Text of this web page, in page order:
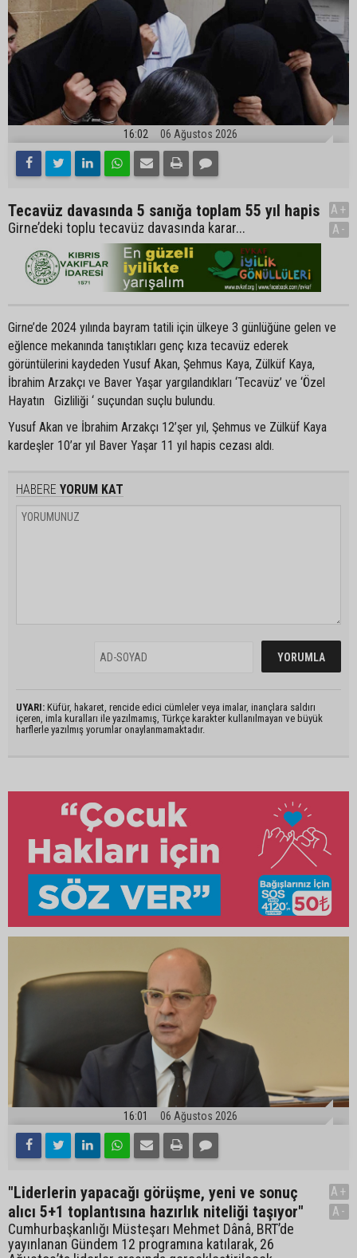
16:02 06 Ağustos 2026
Tecavüz davasında 5 sanığa toplam 55 yıl hapis
Girne’deki toplu tecavüz davasında karar...
A+
A-
Girne’de 2024 yılında bayram tatili için ülkeye 3 günlüğüne gelen ve
eğlence mekanında tanıştıkları genç kıza tecavüz ederek
görüntülerini kaydeden Yusuf Akan, Şehmus Kaya, Zülküf Kaya,
İbrahim Arzakçı ve Baver Yaşar yargılandıkları ‘Tecavüz’ ve ‘Özel
Hayatın Gizliliği ‘ suçundan suçlu bulundu.
Yusuf Akan ve İbrahim Arzakçı 12’şer yıl, Şehmus ve Zülküf Kaya
kardeşler 10’ar yıl Baver Yaşar 11 yıl hapis cezası aldı.
HABERE YORUM KAT
UYARI: Küfür, hakaret, rencide edici cümleler veya imalar, inançlara saldırı
içeren, imla kuralları ile yazılmamış, Türkçe karakter kullanılmayan ve büyük
harflerle yazılmış yorumlar onaylanmamaktadır.
16:01 06 Ağustos 2026
"Liderlerin yapacağı görüşme, yeni ve sonuç
alıcı 5+1 toplantısına hazırlık niteliği taşıyor"
Cumhurbaşkanlığı Müsteşarı Mehmet Dânâ, BRT’de
yayınlanan Gündem 12 programına katılarak, 26
A+
A-